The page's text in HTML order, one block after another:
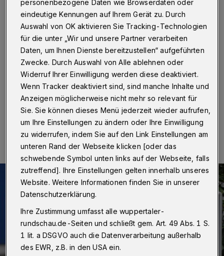
Wuppertal·Die Polizei hat in Wuppertal zwei
mutmaßliche Einbrecher festgenommen. Zuvor waren
zwei männliche Personen am Sonntag (21. Januar
2024) gegen 4:15 Uhr in Geschäftsräume am
Hofkamp eingestiegen. Der Vorgang war von einer
Videokamera aufgezeichnet worden.
23.01.2024 , 15:59 Uhr Eine Minute Lesezeit
personenbezogene Daten wie Browserdaten oder
eindeutige Kennungen auf Ihrem Gerät zu. Durch
Auswahl von OK aktivieren Sie Tracking-Technologien
für die unter „Wir und unsere Partner verarbeiten
Daten, um Ihnen Dienste bereitzustellen“ aufgeführten
Zwecke. Durch Auswahl von Alle ablehnen oder
Widerruf Ihrer Einwilligung werden diese deaktiviert.
Wenn Tracker deaktiviert sind, sind manche Inhalte und
Anzeigen möglicherweise nicht mehr so relevant für
Sie. Sie können dieses Menü jederzeit wieder aufrufen,
um Ihre Einstellungen zu ändern oder Ihre Einwilligung
zu widerrufen, indem Sie auf den Link Einstellungen am
unteren Rand der Webseite klicken [oder das
schwebende Symbol unten links auf der Webseite, falls
zutreffend]. Ihre Einstellungen gelten innerhalb unseres
Website. Weitere Informationen finden Sie in unserer
Datenschutzerklärung.
Ihre Zustimmung umfasst alle wuppertaler-
rundschau.de-Seiten und schließt gem. Art. 49 Abs. 1 S.
1 lit. a DSGVO auch die Datenverarbeitung außerhalb
des EWR, z.B. in den USA ein.